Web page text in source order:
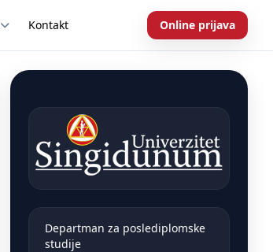
Kontakt Online prijava
Departman za poslediplomske
studije